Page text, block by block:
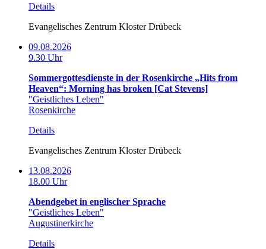
Details
Evangelisches Zentrum Kloster Drübeck
09.08.2026
9.30 Uhr
Sommergottesdienste in der Rosenkirche „Hits from
Heaven“: Morning has broken [Cat Stevens]
"Geistliches Leben"
Rosenkirche
Details
Evangelisches Zentrum Kloster Drübeck
13.08.2026
18.00 Uhr
Abendgebet in englischer Sprache
"Geistliches Leben"
Augustinerkirche
Details